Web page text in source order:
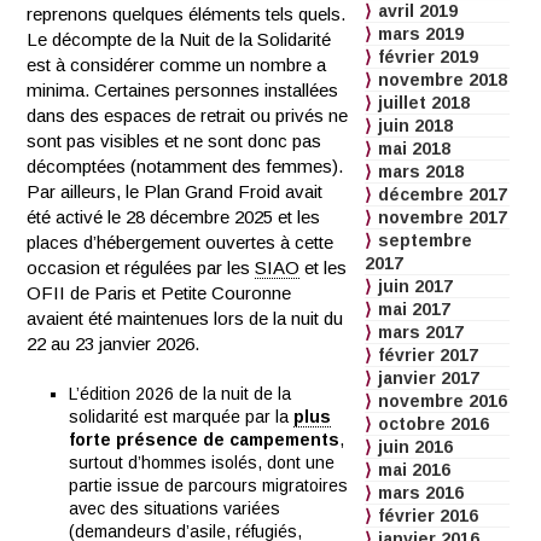
reprenons quelques éléments tels quels.
Le décompte de la Nuit de la Solidarité
est à considérer comme un nombre a
minima. Certaines personnes installées
dans des espaces de retrait ou privés ne
sont pas visibles et ne sont donc pas
décomptées (notamment des femmes).
Par ailleurs, le Plan Grand Froid avait
été activé le 28 décembre 2025 et les
places d’hébergement ouvertes à cette
occasion et régulées par lesSIAO et les
OFII de Paris et Petite Couronne
avaient été maintenues lors de la nuit du
22 au 23 janvier 2026.
L’édition 2026 de la nuit de la
solidarité est marquée par la plus
forte présence de campements,
surtout d’hommes isolés, dont une
partie issue de parcours migratoires
avec des situations variées
(demandeurs d’asile, réfugiés,
avril 2019
mars 2019
février 2019
novembre 2018
juillet 2018
juin 2018
mai 2018
mars 2018
décembre 2017
novembre 2017
septembre
2017
juin 2017
mai 2017
mars 2017
février 2017
janvier 2017
novembre 2016
octobre 2016
juin 2016
mai 2016
mars 2016
février 2016